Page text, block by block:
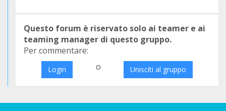
Questo forum è riservato solo ai teamer e ai
teaming manager di questo gruppo.
Per commentare:
Login o Unisciti al gruppo